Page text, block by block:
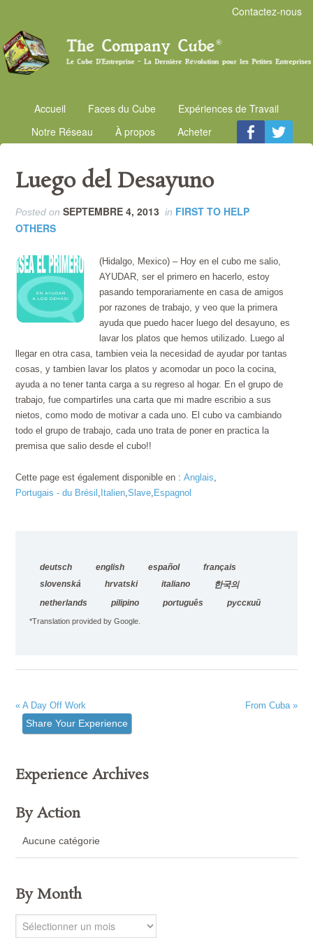
Contactez-nous
Accueil Faces du Cube
Expériences de Travail
Notre Réseau
À propos Acheter
Luego del Desayuno
Posted onSEPTEMBRE 4, 2013 in FIRST TO HELP
OTHERS
(Hidalgo, Mexico) – Hoy en el cubo me salio,
AYUDAR, ser el primero en hacerlo, estoy
pasando temporariamente en casa de amigos
por razones de trabajo, y veo que la primera
ayuda que puedo hacer luego del desayuno, es
lavar los platos que hemos utilizado. Luego al
llegar en otra casa, tambien veia la necesidad de ayudar por tantas
cosas, y tambien lavar los platos y acomodar un poco la cocina,
ayuda a no tener tanta carga a su regreso al hogar. En el grupo de
trabajo, fue compartirles una carta que mi madre escribio a sus
nietos, como modo de motivar a cada uno. El cubo va cambiando
todo el grupo de trabajo, cada uno trata de poner en practica la
premisa que salio desde el cubo!!
Cette page est également disponible en :Anglais
Portugais - du Brésil
Italien Slave Espagnol
deutsch english español
français
slovenská
hrvatski italiano
한국의
netherlands
pilipino português русский
*Translation provided by Google.
« A Day Off Work From Cuba »
Share Your Experience
Experience Archives
By Action
Aucune catégorie
By Month
By
Month